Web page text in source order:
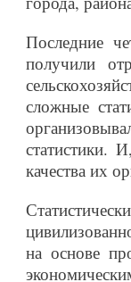
Последние
получили
сложные
статистики.
качества их
на основе